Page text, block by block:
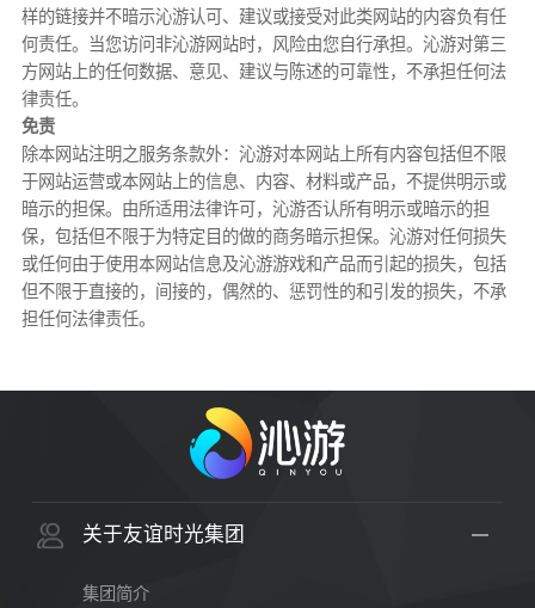
样的链接并不暗示沁游认可、建议或接受对此类网站的内容负有任
何责任。当您访问非沁游网站时，风险由您自行承担。沁游对第三
方网站上的任何数据、意见、建议与陈述的可靠性，不承担任何法
律责任。
免责
除本网站注明之服务条款外：沁游对本网站上所有内容包括但不限
于网站运营或本网站上的信息、内容、材料或产品，不提供明示或
暗示的担保。由所适用法律许可，沁游否认所有明示或暗示的担
保，包括但不限于为特定目的做的商务暗示担保。沁游对任何损失
或任何由于使用本网站信息及沁游游戏和产品而引起的损失，包括
但不限于直接的，间接的，偶然的、惩罚性的和引发的损失，不承
担任何法律责任。
关于友谊时光集团
集团简介